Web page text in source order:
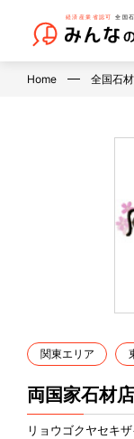
Home 全国石
関東エリア
両国家石材
リョウゴクヤセキ